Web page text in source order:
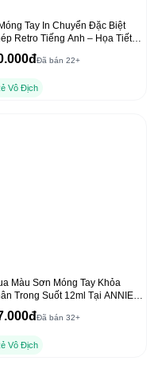
Tay In Chuyển Đặc Biệt
Retro Tiếng Anh – Họa Tiết
Tạo”
Đã bán 22+
Vô Địch
Màu Sơn Móng Tay Khỏa
Trong Suốt 12ml Tại ANNIES
Dụng Cụ Che Freeline
Đã bán 32+
Vô Địch